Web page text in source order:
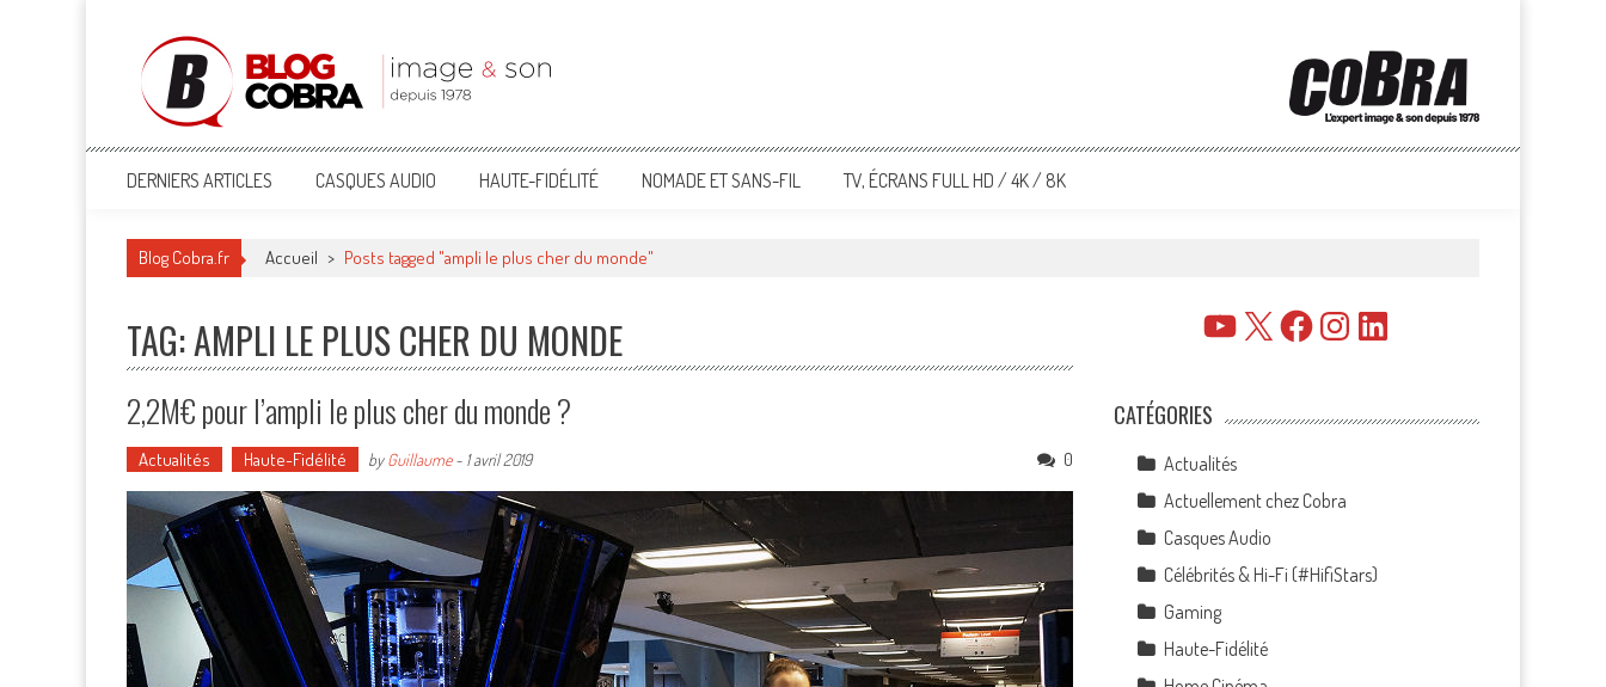
Blog Cobra
Toute l'actu Image & Son !
DERNIERS ARTICLES CASQUES AUDIO HAUTE-FIDÉLITÉ NOMADE ET SANS-FIL TV, ÉCRANS FULL HD / 4K / 8K
Blog Cobra.fr Accueil > Posts tagged "ampli le plus cher du monde"
TAG: AMPLI LE PLUS CHER DU MONDE
2,2M€ pour l’ampli le plus cher du monde ?
Actualités Haute-Fidélité byGuillaume- 1 avril 2019 0
YouTube
X FacebookInstagramLinkedIn
CATÉGORIES
Actualités
Actuellement chez Cobra
Casques Audio
Célébrités & Hi-Fi (#HifiStars)
Gaming
Haute-Fidélité